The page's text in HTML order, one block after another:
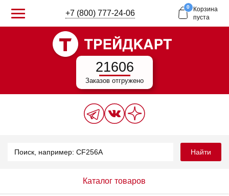
+7 (800) 777-24-06
0
Корзина
пуста
21606
Заказов отгружено
Найти
Каталог товаров